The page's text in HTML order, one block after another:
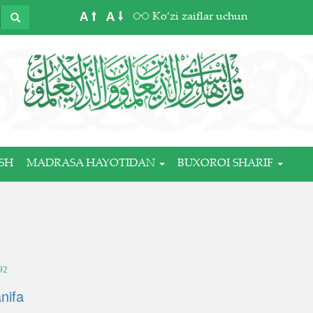
A A Ko‘zi zaiflar uchun
MADRASA HAYOTIDAN BUXOROI SHARIF